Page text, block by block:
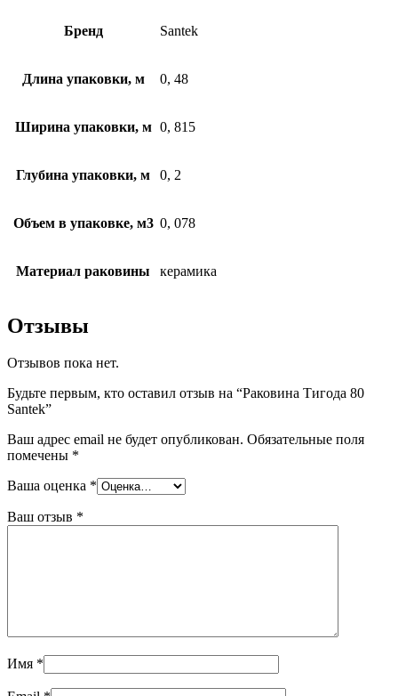
Бренд Santek
Длина упаковки, м 0, 48
Ширина упаковки, м 0, 815
Глубина упаковки, м 0, 2
Объем в упаковке, м3 0, 078
Материал раковины керамика
Отзывы
Отзывов пока нет.
Будьте первым, кто оставил отзыв на “Раковина Тигода 80
Santek”
Ваш адрес email не будет опубликован. Обязательные поля
помечены *
Ваша оценка *
Ваш отзыв *
Имя *